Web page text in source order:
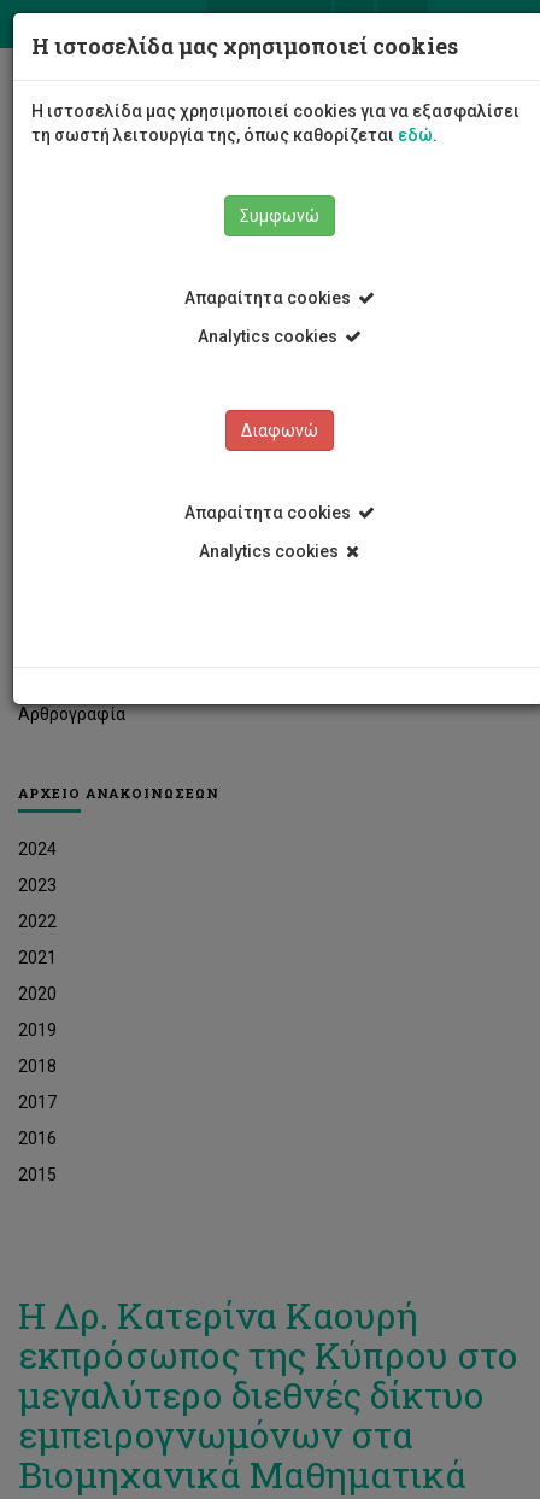
Αρθρογραφία
ΑΡΧΕΙΟ ΑΝΑΚΟΙΝΩΣΕΩΝ
2024
2023
2022
2021
2020
2019
2018
2017
2016
2015
Η Δρ. Κατερίνα Καουρή
εκπρόσωπος της Κύπρου στο
μεγαλύτερο διεθνές δίκτυο
εμπειρογνωμόνων στα
Βιομηχανικά Μαθηματικά
Η ιστοσελίδα μας χρησιμοποιεί cookies
Η ιστοσελίδα μας χρησιμοποιεί cookies για να εξασφαλίσει
τη σωστή λειτουργία της, όπως καθορίζεται εδώ.
Συμφωνώ
Απαραίτητα cookies
Analytics cookies
Διαφωνώ
Απαραίτητα cookies
Analytics cookies